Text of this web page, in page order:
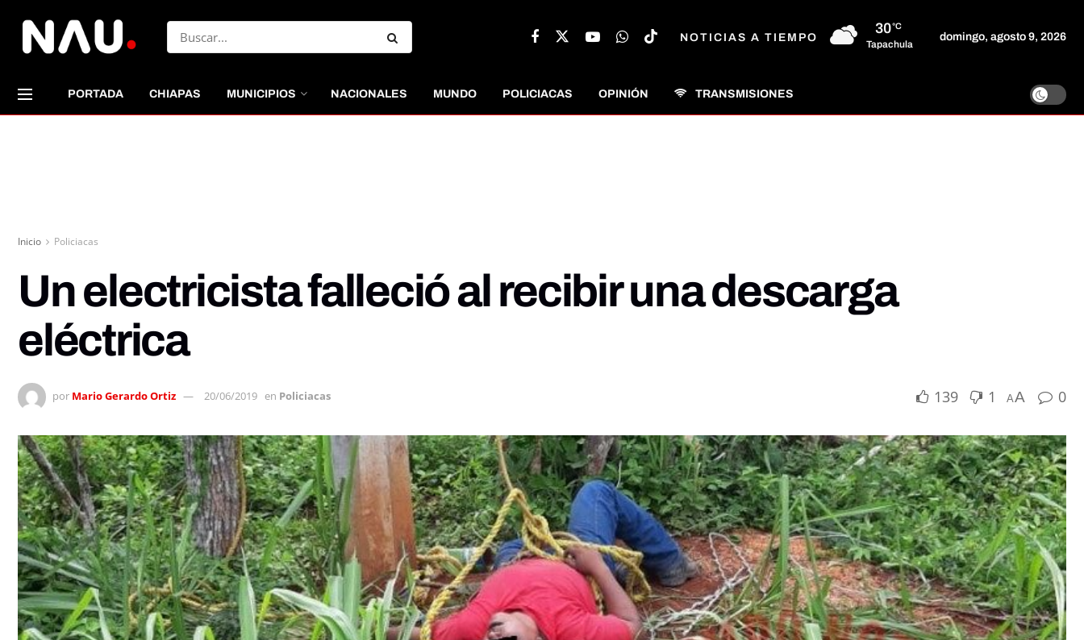
NOTICIAS A TIEMPO
30°C
Tapachula
domingo, agosto 9, 2026
PORTADA CHIAPAS MUNICIPIOS NACIONALES MUNDO POLICIACAS OPINIÓN TRANSMISIONES
Inicio Policiacas
Un electricista falleció al recibir una descarga
eléctrica
por Mario Gerardo Ortiz 20/06/2019 en Policiacas 139 1 AA 0